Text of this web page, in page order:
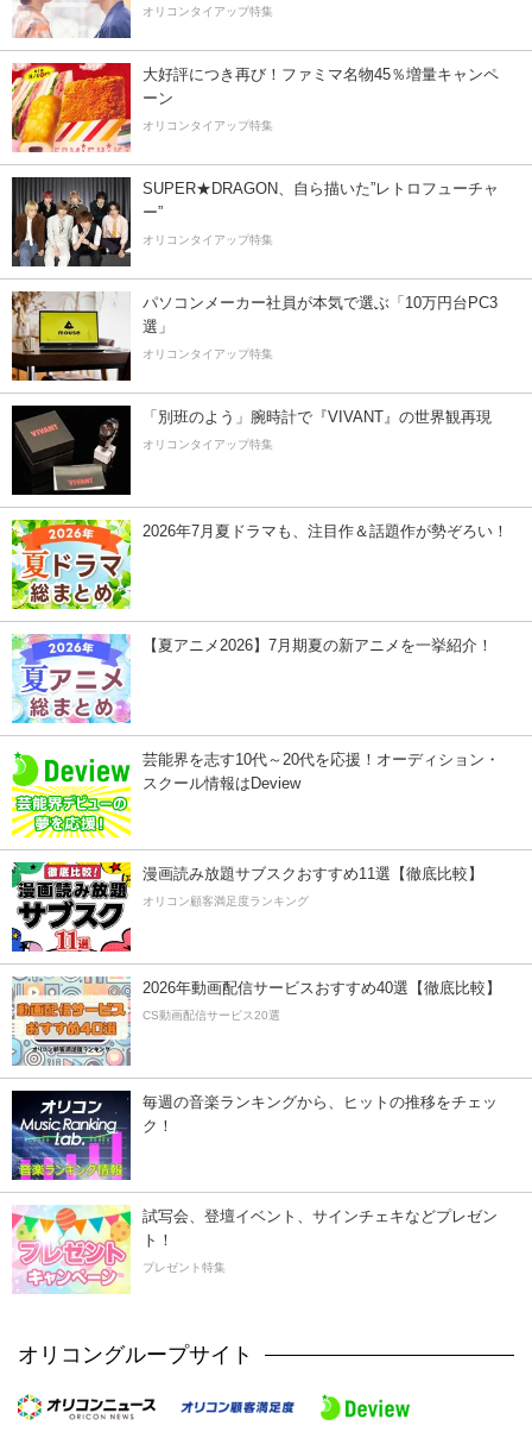
オリコンタイアップ特集
大好評につき再び！ファミマ名物45％増量キャンペ
ーン
オリコンタイアップ特集
SUPER★DRAGON、自ら描いた”レトロフューチャ
ー”
オリコンタイアップ特集
パソコンメーカー社員が本気で選ぶ「10万円台PC3
選」
オリコンタイアップ特集
「別班のよう」腕時計で『VIVANT』の世界観再現
オリコンタイアップ特集
2026年7月夏ドラマも、注目作＆話題作が勢ぞろい！
【夏アニメ2026】7月期夏の新アニメを一挙紹介！
芸能界を志す10代～20代を応援！オーディション・
スクール情報はDeview
漫画読み放題サブスクおすすめ11選【徹底比較】
オリコン顧客満足度ランキング
2026年動画配信サービスおすすめ40選【徹底比較】
CS動画配信サービス20選
毎週の音楽ランキングから、ヒットの推移をチェッ
ク！
試写会、登壇イベント、サインチェキなどプレゼン
ト！
プレゼント特集
オリコングループサイト